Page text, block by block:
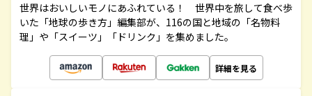
世界はおいしいモノにあふれている！ 世界中を旅して食べ歩
いた「地球の歩き方」編集部が、116の国と地域の「名物料
理」や「スイーツ」「ドリンク」を集めました。
詳細を見る